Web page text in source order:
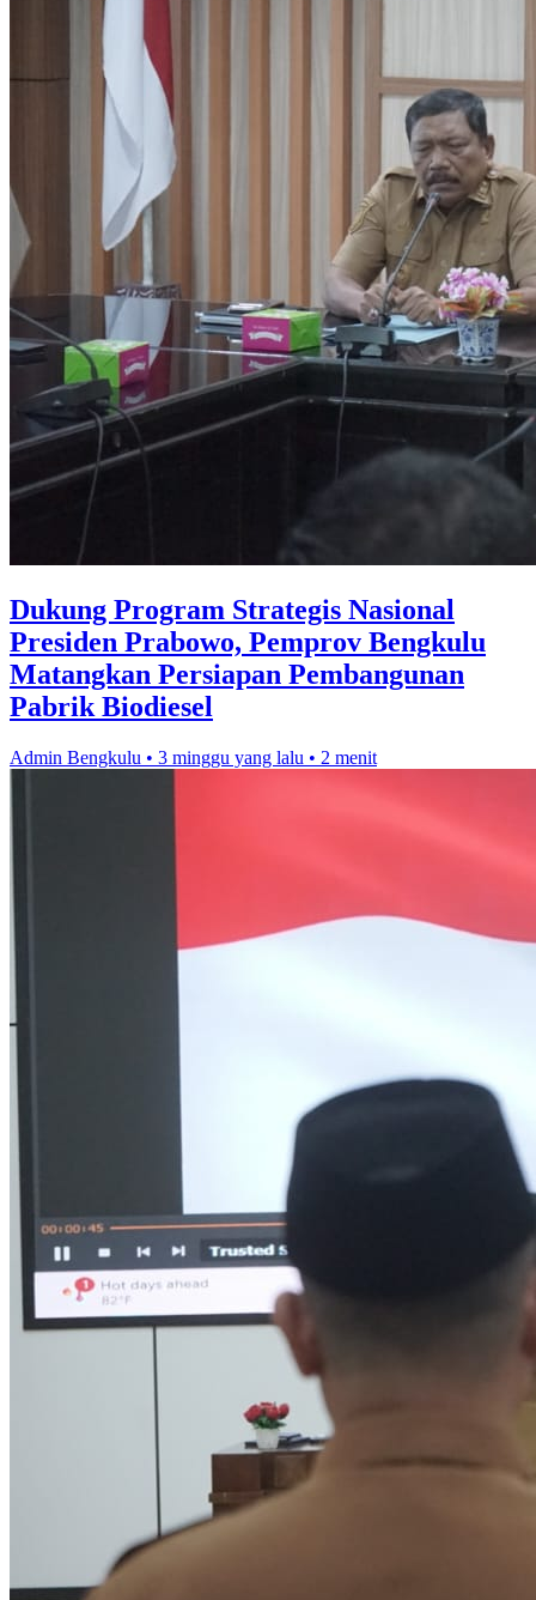
Dukung Program Strategis Nasional
Presiden Prabowo, Pemprov Bengkulu
Matangkan Persiapan Pembangunan
Pabrik Biodiesel
Admin Bengkulu • 3 minggu yang lalu • 2 menit